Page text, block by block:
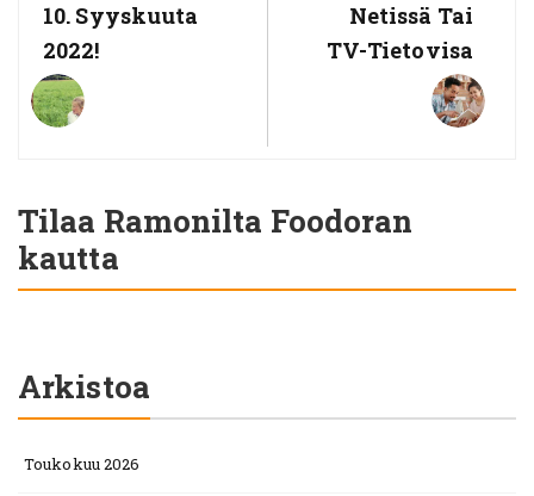
10. Syyskuuta
2022!
Netissä Tai
TV-Tietovisa
Tilaa Ramonilta Foodoran
kautta
Arkistoa
Toukokuu 2026